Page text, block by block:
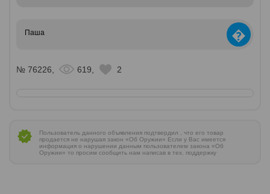
Паша �
№ 76226, 619, 2
Пользователь данного объявления подтвердил , что его товар
продается не нарушая закон «Об Оружии» Если у Вас имеется
информация о нарушении данным пользователем закона «Об
Оружии» то просим сообщить нам написав в тех. поддержку